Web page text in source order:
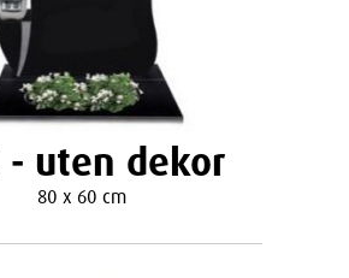
- uten dekor
80 x 60 cm